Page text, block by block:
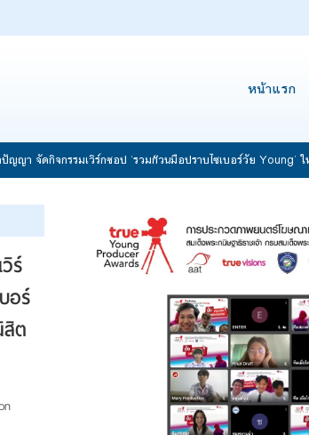
หน้าแรก
ญญา จัดกิจกรรมเวิร์กชอป ‘รวมก๊วนมือปราบไซเบอร์วัย Young’
ร์
อร์
ต